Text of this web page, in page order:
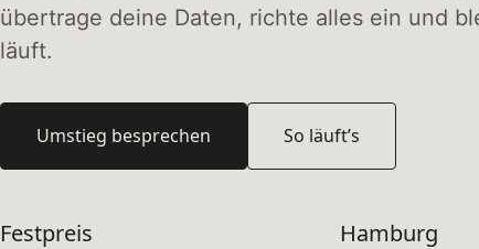
übertrage deine Daten, richte alles ein und
läuft.
Umstieg besprechen So läuft’s
Festpreis Hamburg